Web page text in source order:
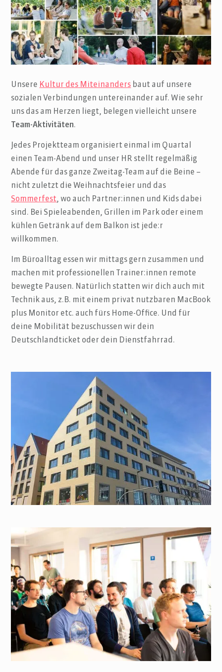
Unsere Kultur des Miteinanders baut auf unsere
sozialen Verbindungen untereinander auf. Wie sehr
uns das am Herzen liegt, belegen vielleicht unsere
Team-Aktivitäten.
Jedes Projektteam organisiert einmal im Quartal
einen Team-Abend und unser HR stellt regelmäßig
Abende für das ganze Zweitag-Team auf die Beine –
nicht zuletzt die Weihnachtsfeier und das
Sommerfest, wo auch Partner:innen und Kids dabei
sind. Bei Spieleabenden, Grillen im Park oder einem
kühlen Getränk auf dem Balkon ist jede:r
willkommen.
Im Büroalltag essen wir mittags gern zusammen und
machen mit professionellen Trainer:innen remote
bewegte Pausen. Natürlich statten wir dich auch mit
Technik aus, z.B. mit einem privat nutzbaren MacBook
plus Monitor etc. auch fürs Home-Office. Und für
deine Mobilität bezuschussen wir dein
Deutschlandticket oder dein Dienstfahrrad.